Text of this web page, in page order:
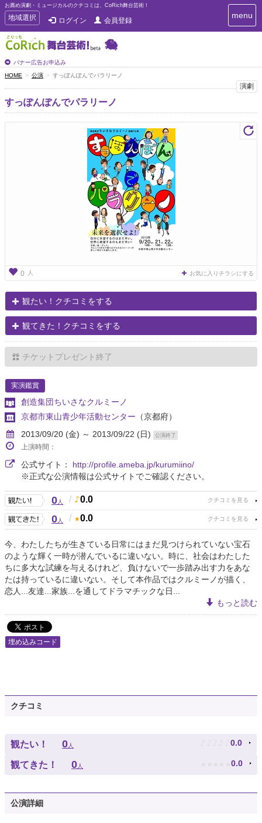
お薦め演劇・ミュージカルのクチコミは、CoRich舞台芸術！
T
o
g
g
e
n
a
v
i
地域選択 ログイン 会員登録
バナー広告お申込み
T
o
i
menu
HOME 公演 すっぽんぽんでパラリーノ
演劇
すっぽんぽんでパラリーノ
0 人 お気に入りチラシにする
観たい！クチコミをする
観てきた！クチコミをする
チケットプレゼント終了
実演鑑賞
創造集団ちいさなクルミーノ
京都市東山青少年活動センター （京都府）
2013/09/20 (金) ～ 2013/09/22 (日)
公演終了
上演時間：
公式サイト： http://profile.ameba.jp/kurumiino/
※正式な公演情報は公式サイトでご確認ください。
0人 / 0.0
0人 / 0.0
今、わたしたちが生きている日常にはまだ見つけられていない宝石
のような輝く一時が潜んでいるに違いない。時に、社会はわたした
ちに多大な試練を与えるけれど、負けないで一歩踏み出す力をあな
たは持っているに違いない。そして本作品ではクルミーノが描く、
恋人...友達...家族...を通してドラマチックな日...
もっと読む
埋め込みコード
クチコミ
観たい！ 0人 ♪ ♪ ♪ ♪ ♪ 0.0
観てきた！ 0人 ★ ★ ★ ★ ★ 0.0
公演詳細